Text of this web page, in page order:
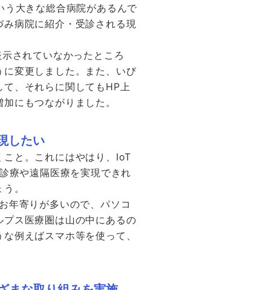
大きな総合病院があるんで
病院に紹介・受診される現
されていなかったところ
変更しました。また、いび
、それらに関してもHP上
にもつながりました。
したい
と。これにはやはり、IoT
療や遠隔医療を実現できれ
。
年寄りが多いので、パソコ
ス医療圏は山の中にあるの
例えばスマホ等を使って、